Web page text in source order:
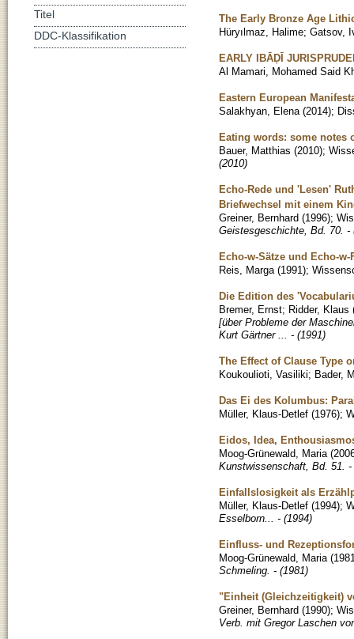
The Early Bronze Age
Hüryılmaz, Halime; Gatsov,
EARLY IBĀḌĪ
Al Mamari, Mohamed Said
Eastern European
Salakhyan, Elena (2014);
Eating words: some notes
Bauer, Matthias (2010);
(2010)
Echo-Rede und 'Lesen'
Briefwechsel mit einem
Greiner, Bernhard (1996);
Geistesgeschichte, Bd. 70. -
Echo-w-Sätze und Echo-w-
Reis, Marga (1991);
Die Edition des
Bremer, Ernst; Ridder, Klaus
[über Probleme der
Kurt Gärtner ... - (1991)
The Effect of Clause Type
Koukoulioti, Vasiliki; Bader,
Das Ei des Kolumbus:
Müller, Klaus-Detlef (1976);
Eidos, Idea,
Moog-Grünewald, Maria (
Kunstwissenschaft, Bd. 51. -
Einfallslosigkeit als
Müller, Klaus-Detlef (1994);
Esselborn... - (1994)
Einfluss- und
Moog-Grünewald, Maria (
Schmeling. - (1981)
"Einheit (Gleichzeitigkeit)
Greiner, Bernhard (1990);
Verb. mit Gregor Laschen
Titel
DDC-Klassifikation